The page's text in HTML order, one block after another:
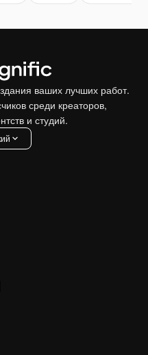
ваших лучших работ.
среди креаторов,
и студий.